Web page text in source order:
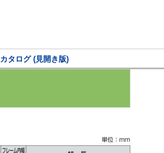
カタログ (見開き版)